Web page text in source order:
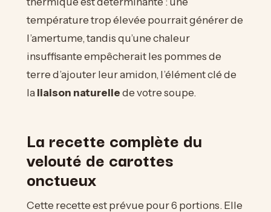
température trop élevée pourrait générer de
l’amertume, tandis qu’une chaleur
insuffisante empêcherait les pommes de
terre d’ajouter leur amidon, l’élément clé de
laliaison naturellede votre soupe.
La recette complète du
velouté de carottes
onctueux
Cette recette est prévue pour 6 portions. Elle